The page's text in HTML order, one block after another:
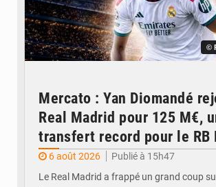
©
Mercato : Yan Diomandé
Real Madrid pour 125 M€,
transfert record pour le RB
6 août 2026
Publié à 15h47
Le Real Madrid a frappé un grand coup